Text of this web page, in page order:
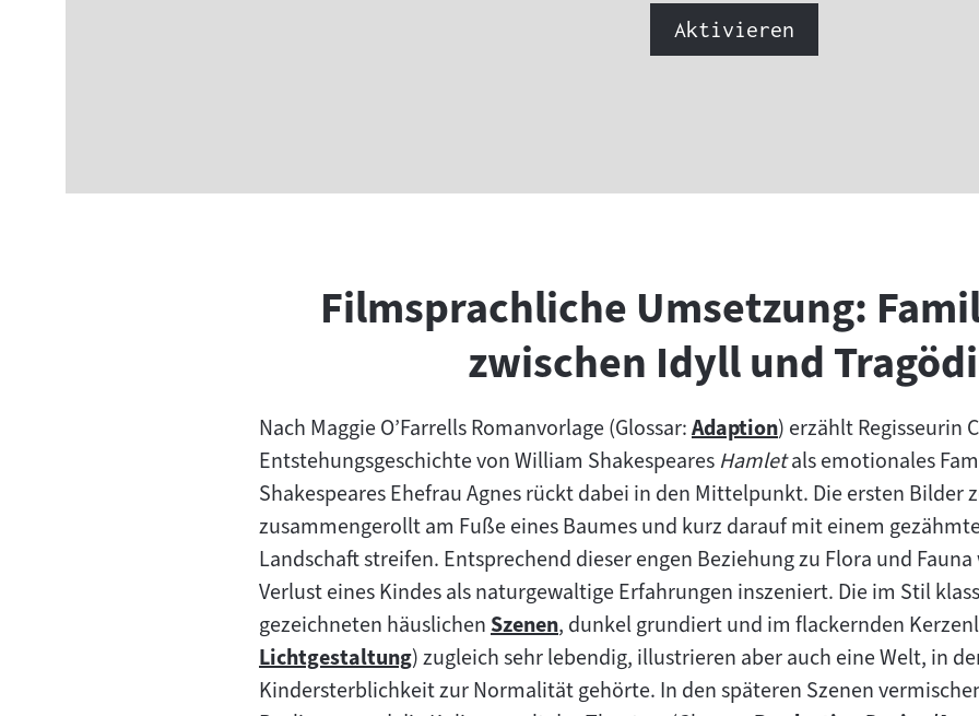
Aktivieren
Filmsprachliche Umsetzung:
zwischen Idyll und
Nach Maggie O’Farrells Romanvorlage (Glossar:Zum
Inhalt:
Adaption) erzählt Regisseurin
Entstehungsgeschichte von William Shakespeares Hamletals emotionales
Shakespeares Ehefrau Agnes rückt dabei in den Mittelpunkt. Die ersten Bilder
zusammengerollt am Fuße eines Baumes und kurz darauf mit einem
Landschaft streifen. Entsprechend dieser engen Beziehung zu Flora und
Verlust eines Kindes als naturgewaltige Erfahrungen inszeniert. Die im Stil
gezeichneten häuslichenZum
Inhalt:
Szenen, dunkel grundiert und im flackernden
Zum
Inhalt:
Lichtgestaltung) zugleich sehr lebendig, illustrieren aber auch eine Welt, in
Kindersterblichkeit zur Normalität gehörte. In den späteren Szenen